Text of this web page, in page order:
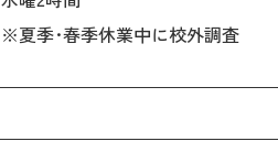
※夏季･春季休業中に校外調査